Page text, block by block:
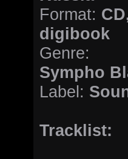
Format:
digibook
Genre:
Sympho
Label:
Tracklist: